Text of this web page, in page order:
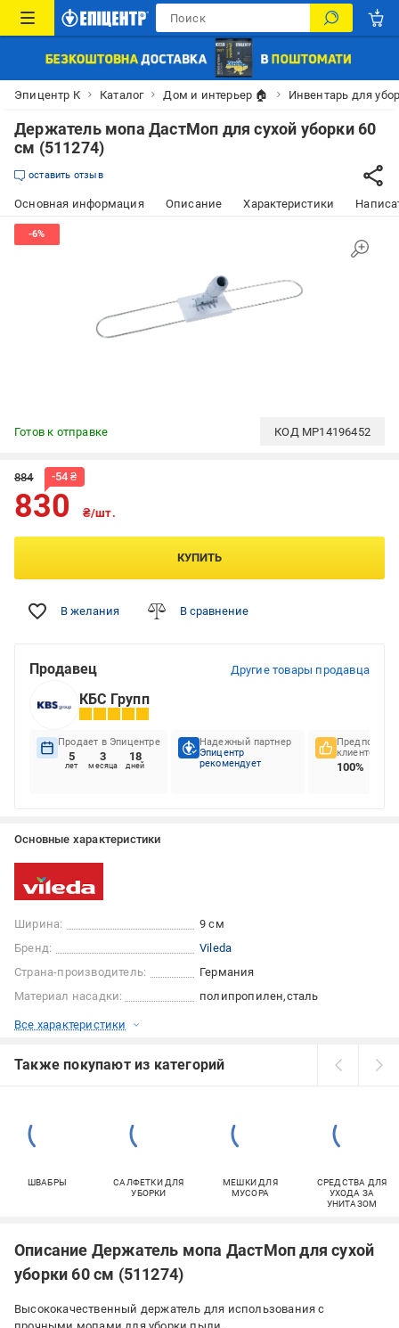
Эпицентр К Каталог Дом и интерьер 🏠 Инвентарь для
Держатель мопа ДастМоп для сухой уборки 60
см (511274)
оставить отзыв
Основная информация Описание Характеристики
Готов к отправке КОД MP14196452
884 -54 ₴
830 ₴/шт.
КУПИТЬ
В желания В сравнение
Продавец Другие товары продавца
КБС Групп
Продает в Эпицентре
5
лет
3
месяца
18
дней
Надежный партнер
Эпицентр
рекомендует
клиентов
100%
Основные характеристики
Ширина:
9 см
Бренд:
Vileda
Страна-производитель:
Германия
Материал насадки:
полипропилен сталь
Все характеристики
Также покупают из категорий
ШВАБРЫ
САЛФЕТКИ ДЛЯ
УБОРКИ
МЕШКИ ДЛЯ
МУСОРА
СРЕДСТВА ДЛЯ
УХОДА ЗА
УНИТАЗОМ
Описание Держатель мопа ДастМоп для сухой
уборки 60 см (511274)
Высококачественный держатель для использования с